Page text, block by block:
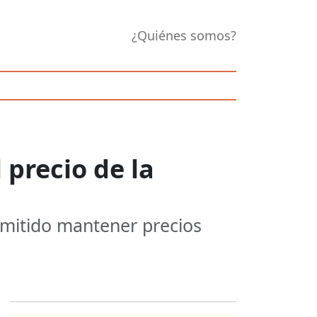
¿Quiénes somos?
de la
mantener precios